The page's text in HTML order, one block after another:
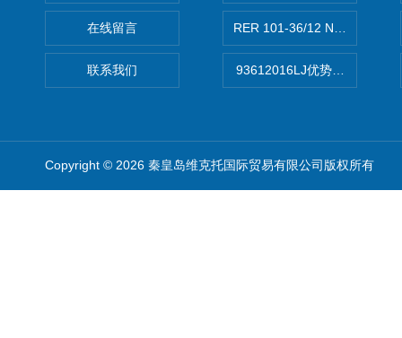
在线留言
联系我们
RER 101-36/12 NHH离心
93612016LJ优势供应美国
Copyright © 2026 秦皇岛维克托国际贸易有限公司版权所有